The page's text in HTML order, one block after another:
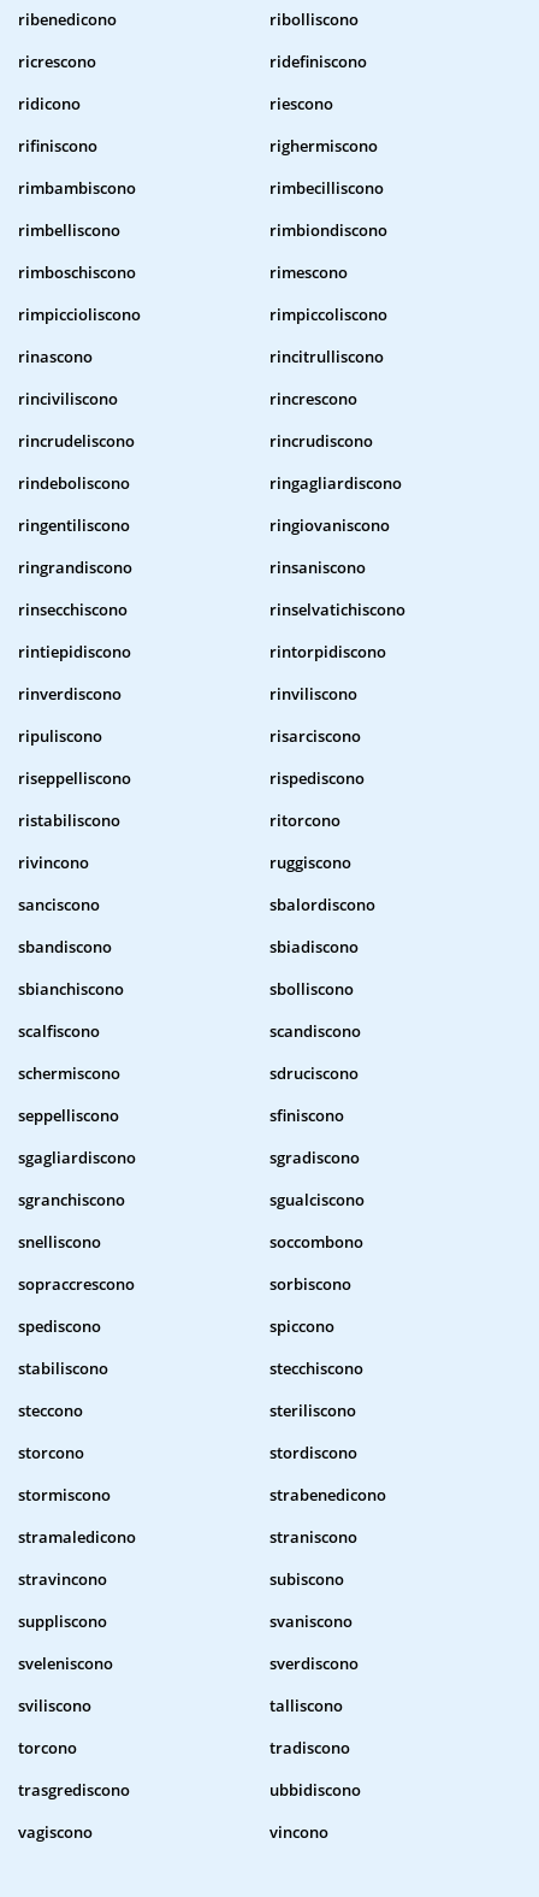
ribenedicono
ribolliscono
ricrescono
ridefiniscono
ridicono
riescono
rifiniscono
righermiscono
rimbambiscono
rimbecilliscono
rimbelliscono
rimbiondiscono
rimboschiscono
rimescono
rimpiccioliscono
rimpiccoliscono
rinascono
rincitrulliscono
rinciviliscono
rincrescono
rincrudeliscono
rincrudiscono
rindeboliscono
ringagliardiscono
ringentiliscono
ringiovaniscono
ringrandiscono
rinsaniscono
rinsecchiscono
rinselvatichiscono
rintiepidiscono
rintorpidiscono
rinverdiscono
rinviliscono
ripuliscono
risarciscono
riseppelliscono
rispediscono
ristabiliscono
ritorcono
rivincono
ruggiscono
sanciscono
sbalordiscono
sbandiscono
sbiadiscono
sbianchiscono
sbolliscono
scalfiscono
scandiscono
schermiscono
sdruciscono
seppelliscono
sfiniscono
sgagliardiscono
sgradiscono
sgranchiscono
sgualciscono
snelliscono
soccombono
sopraccrescono
sorbiscono
spediscono
spiccono
stabiliscono
stecchiscono
steccono
steriliscono
storcono
stordiscono
stormiscono
strabenedicono
stramaledicono
straniscono
stravincono
subiscono
suppliscono
svaniscono
sveleniscono
sverdiscono
sviliscono
talliscono
torcono
tradiscono
trasgrediscono
ubbidiscono
vagiscono
vincono